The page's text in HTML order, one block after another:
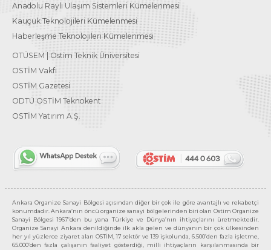
Anadolu Raylı Ulaşım Sistemleri Kümelenmesi
Kauçuk Teknolojileri Kümelenmesi
Haberleşme Teknolojileri Kümelenmesi
OTÜSEM | Ostim Teknik Üniversitesi
OSTİM Vakfı
OSTİM Gazetesi
ODTÜ OSTİM Teknokent
OSTİM Yatırım A.Ş.
Ankara Organize Sanayi Bölgesi açısından diğer bir çok ile göre avantajlı ve rekabetçi
konumdadır. Ankara’nın öncü organize sanayi bölgelerinden biri olan Ostim Organize
Sanayi Bölgesi 1967’den bu yana Türkiye ve Dünya’nın ihtiyaçlarını üretmektedir.
Organize Sanayi Ankara denildiğinde ilk akla gelen ve dünyanın bir çok ülkesinden
her yıl yüzlerce ziyaret alan OSTİM, 17 sektör ve 139 işkolunda, 6.500’den fazla işletme,
65.000’den fazla çalışanın faaliyet gösterdiği, milli ihtiyaçların karşılanmasında bir